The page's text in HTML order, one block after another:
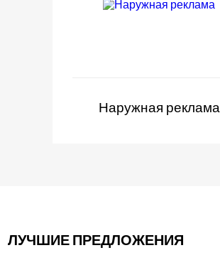
Наружная реклама
ЛУЧШИЕ ПРЕДЛОЖЕНИЯ